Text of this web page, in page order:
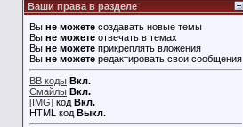
Ваши права в разделе
Вы не можете создавать новые темы
Вы не можете отвечать в темах
Вы не можете прикреплять вложения
Вы не можете редактировать свои сообщения
BB коды Вкл.
Смайлы Вкл.
[IMG] код Вкл.
HTML код Выкл.